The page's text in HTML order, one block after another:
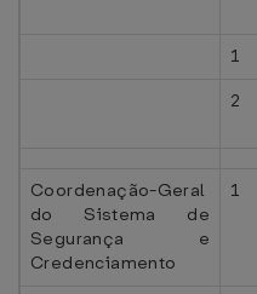
1
2
Coordenação-Geral
do Sistema de
Segurança e
Credenciamento
1